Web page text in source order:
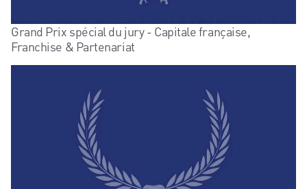
Grand Prix spécial du jury - Capitale française,
Franchise & Partenariat